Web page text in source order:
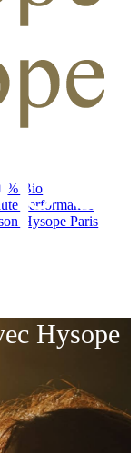
Bio
performance
Hysope Paris
Hysope